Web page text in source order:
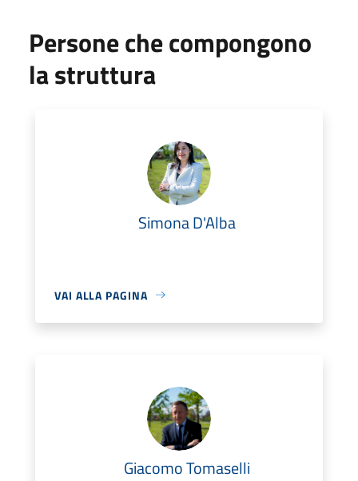
Persone che compongono
la struttura
Simona D'Alba
VAI ALLA PAGINA
Giacomo Tomaselli